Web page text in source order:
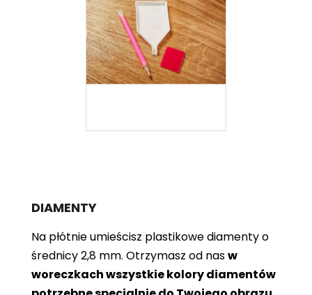
DIAMENTY
Na płótnie umieścisz plastikowe diamenty o
średnicy 2,8 mm. Otrzymasz od nasw
woreczkach wszystkie kolory diamentów